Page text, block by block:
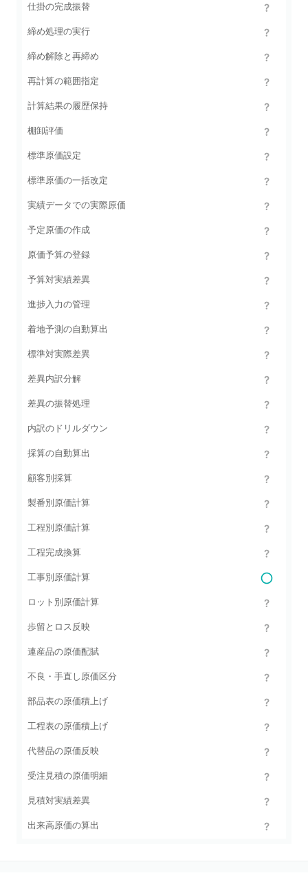
仕掛の完成振替
締め処理の実行
締め解除と再締め
再計算の範囲指定
計算結果の履歴保持
棚卸評価
標準原価設定
標準原価の一括改定
実績データでの実際原価
予定原価の作成
原価予算の登録
予算対実績差異
進捗入力の管理
着地予測の自動算出
標準対実際差異
差異内訳分解
差異の振替処理
内訳のドリルダウン
採算の自動算出
顧客別採算
製番別原価計算
工程別原価計算
工程完成換算
工事別原価計算
ロット別原価計算
歩留とロス反映
連産品の原価配賦
不良・手直し原価区分
部品表の原価積上げ
工程表の原価積上げ
代替品の原価反映
受注見積の原価明細
見積対実績差異
出来高原価の算出